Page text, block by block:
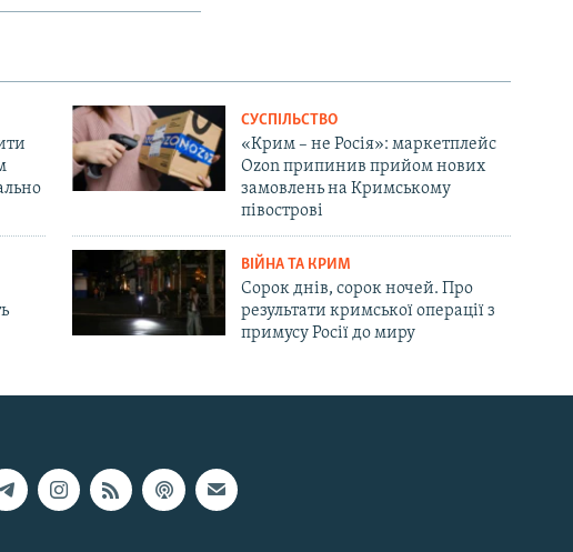
СУСПІЛЬСТВО
«Крим – не Росія»: маркетплейс
Ozon припинив прийом нових
замовлень на Кримському
півострові
ВІЙНА ТА КРИМ
Сорок днів, сорок ночей. Про
результати кримської операції з
примусу Росії до миру